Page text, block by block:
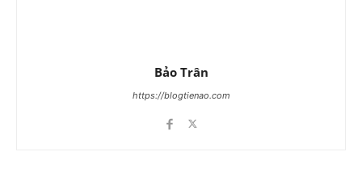
Bảo Trân
https://blogtienao.com